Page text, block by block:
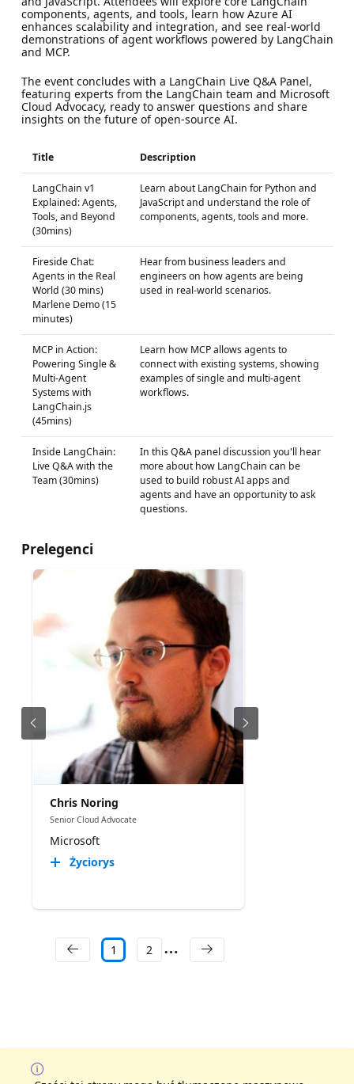
components, agents, and tools, learn how Azure AI
enhances scalability and integration, and see real-world
demonstrations of agent workflows powered by LangChain
and MCP.
The event concludes with a LangChain Live Q&A Panel,
featuring experts from the LangChain team and Microsoft
Cloud Advocacy, ready to answer questions and share
insights on the future of open-source AI.
Title Description
LangChain v1
Explained: Agents,
Tools, and Beyond
(30mins)
Learn about LangChain for Python and
JavaScript and understand the role of
components, agents, tools and more.
Fireside Chat:
Agents in the Real
World (30 mins)
Marlene Demo (15
minutes)
Hear from business leaders and
engineers on how agents are being
used in real-world scenarios.
MCP in Action:
Powering Single &
Multi-Agent
Systems with
LangChain.js
(45mins)
Learn how MCP allows agents to
connect with existing systems, showing
examples of single and multi-agent
workflows.
Inside LangChain:
Live Q&A with the
Team (30mins)
In this Q&A panel discussion you'll hear
more about how LangChain can be
used to build robust AI apps and
agents and have an opportunity to ask
questions.
Prelegenci
Chris Noring
Senior Cloud Advocate
Microsoft
Życiorys
1 2